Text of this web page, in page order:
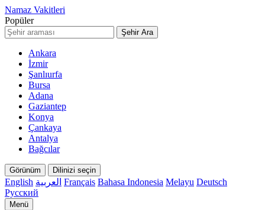
Namaz Vakitleri
Popüler
Şehir Ara
Ankara
İzmir
Şanlıurfa
Bursa
Adana
Gaziantep
Konya
Çankaya
Antalya
Bağcılar
Görünüm Dilinizi seçin
English العربية Français Bahasa Indonesia Melayu Deutsch
Русский
Menü